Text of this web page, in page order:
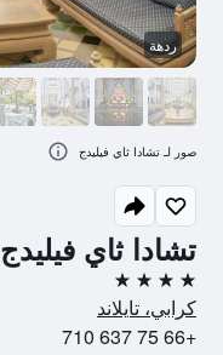
تشادا ثاي فيليدج
4 نجوم
كرابي، تايلاند
+66 75 637 710
ردهة
صور لـ تشادا ثاي فيليدج